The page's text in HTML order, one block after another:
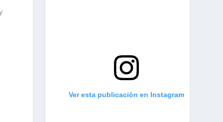
Ver esta publicación en Instagram